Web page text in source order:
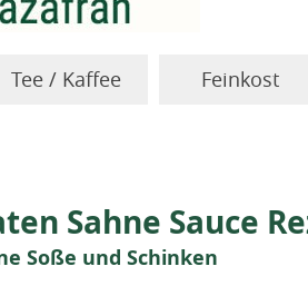
Tee / Kaffee Feinkost
Sahne Sauce
Soße und Schinken